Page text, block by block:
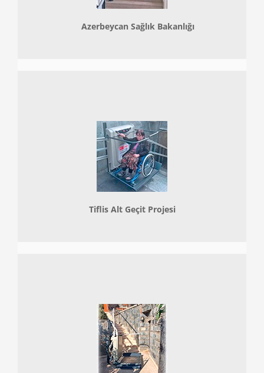
Azerbeycan Sağlık Bakanlığı
Tiflis Alt Geçit Projesi